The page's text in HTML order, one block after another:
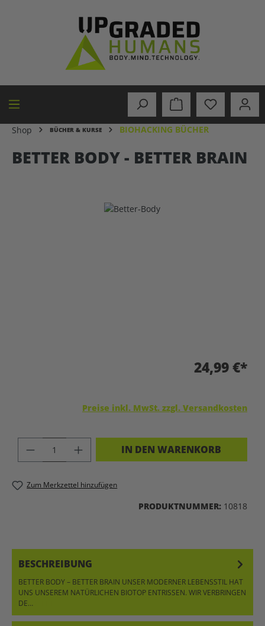
Shop BÜCHER & KURSE BIOHACKING BÜCHER
BETTER BODY - BETTER BRAIN
Bildergalerie überspringen
24,99 €*
Preise inkl. MwSt. zzgl. Versandkosten
PRODUKT ANZAHL: GIB DEN
IN DEN WARENKORB
Zum Merkzettel hinzufügen
PRODUKTNUMMER: 10818
BESCHREIBUNG
BETTER BODY – BETTER BRAIN UNSER MODERNER LEBENSSTIL HAT
UNS UNSEREM NATÜRLICHEN BIOTOP ENTRISSEN. WIR VERBRINGEN
DE…